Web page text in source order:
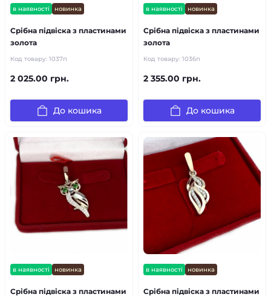
в наявності новинка
Срібна підвіска з пластинами
золота
Код товару: 1037п
2 025.00 грн.
До кошика
в наявності новинка
Срібна підвіска з пластинами
золота
Код товару: 1036п
2 355.00 грн.
До кошика
в наявності новинка
Срібна підвіска з пластинами
в наявності новинка
Срібна підвіска з пластинами